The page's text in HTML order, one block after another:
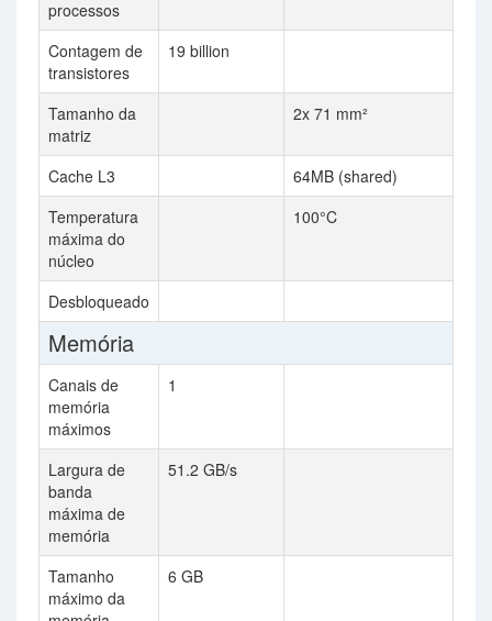
processos
Contagem de
transistores
19 billion
Tamanho da
matriz
2x 71 mm²
Cache L3
64MB (shared)
Temperatura
máxima do
núcleo
100°C
Desbloqueado
Memória
Canais de
memória
máximos
1
Largura de
banda
máxima de
memória
51.2 GB/s
Tamanho
máximo da
6 GB